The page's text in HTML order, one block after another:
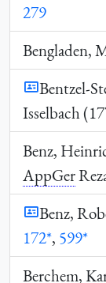
279
Bengladen,
Bentzel-
Isselbach
Benz,
AppGer
Benz,
172*, 599*
Berchem,